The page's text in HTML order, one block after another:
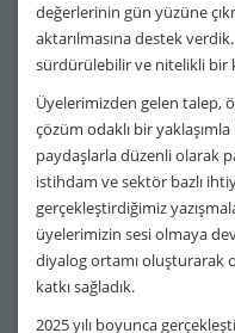
değerlerinin gün yüzüne
aktarılmasına destek
sürdürülebilir ve nitelikli bir
Üyelerimizden gelen talep,
çözüm odaklı bir
paydaşlarla düzenli olarak
istihdam ve sektör bazlı
gerçekleştirdiğimiz
üyelerimizin sesi olmaya
diyalog ortamı oluşturarak
katkı sağladık.
2025 yılı boyunca